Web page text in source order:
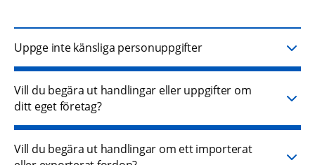
Uppge inte känsliga personuppgifter
Vill du begära ut handlingar eller uppgifter om
ditt eget företag?
Vill du begära ut handlingar om ett importerat